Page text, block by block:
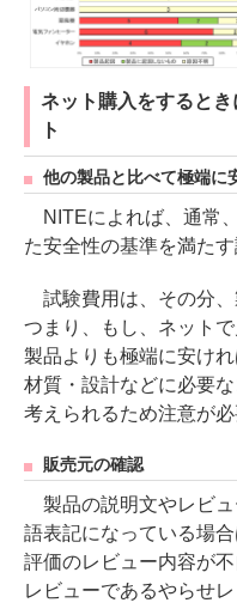
ネット購入をすると
ト
他の製品と比べて極端に
NITEによれば、通常
た安全性の基準を満た
試験費用は、その分、
つまり、もし、ネット
製品よりも極端に安け
材質・設計などに必要
考えられるため注意が
販売元の確認
製品の説明文やレビュ
語表記になっている場
評価のレビュー内容が
レビューであるやらせ